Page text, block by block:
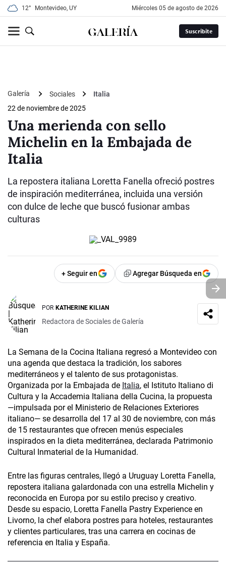
12° Montevideo, UY miércoles 05 de agosto de 2026
Suscribite
Galería Sociales
Italia
22 de noviembre de 2025
Una merienda con sello
Michelin en la Embajada de
Italia
La repostera italiana Loretta Fanella ofreció postres
de inspiración mediterránea, incluida una versión
con dulce de leche que buscó fusionar ambas
culturas
+ Seguir en Agregar Búsqueda en
POR KATHERINE KILIAN
Redactora de Sociales de Galería
La Semana de la Cocina Italiana regresó a Montevideo con
una agenda que destaca la tradición, los sabores
mediterráneos y el talento de sus protagonistas.
Organizada por la Embajada de Italia, el Istituto Italiano di
Cultura y la Accademia Italiana della Cucina, la propuesta
—impulsada por el Ministerio de Relaciones Exteriores
italiano— se desarrolla del 17 al 30 de noviembre, con más
de 15 restaurantes que ofrecen menús especiales
inspirados en la dieta mediterránea, declarada Patrimonio
Cultural Inmaterial de la Humanidad.
Entre las figuras centrales, llegó a Uruguay Loretta Fanella,
repostera italiana galardonada con una estrella Michelin y
reconocida en Europa por su estilo preciso y creativo.
Desde su espacio, Loretta Fanella Pastry Experience en
Livorno, la chef elabora postres para hoteles, restaurantes
y clientes particulares, tras una carrera en cocinas de
referencia en Italia y España.